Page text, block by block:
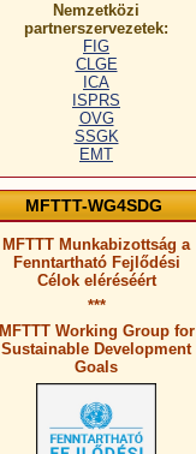
Nemzetközi
partnerszervezetek:
FIG
CLGE
ICA
ISPRS
OVG
SSGK
EMT
MFTTT-WG4SDG
MFTTT Munkabizottság a
Fenntartható Fejlődési
Célok eléréséért
***
MFTTT Working Group for
Sustainable Development
Goals